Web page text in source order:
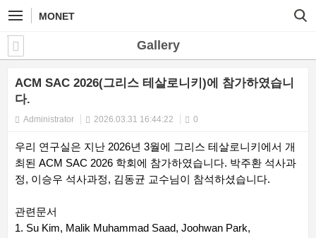
MONET
Gallery
ACM SAC 2026(그리스 테살로니키)에 참가하였습니
다.
Administrator 2026.03.31 16:44:22 0
우리 연구실은 지난 2026년 3월에 그리스 테살로니키에서 개
최된 ACM SAC 2026 학회에 참가하였습니다. 박주환 석사과
정, 이승우 석사과정, 김동균 교수님이 참석하셨습니다.
관련문서
1. Su Kim, Malik Muhammad Saad, Joohwan Park,